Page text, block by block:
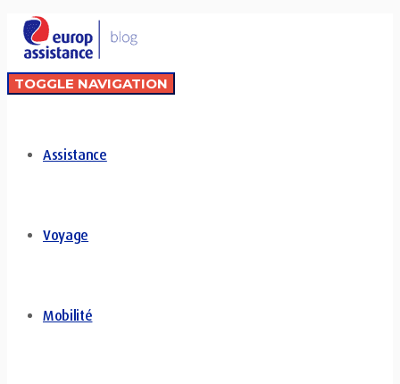
TOGGLE NAVIGATION
Assistance
Voyage
Mobilité